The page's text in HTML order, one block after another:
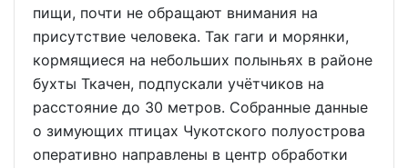
пищи, почти не обращают внимания на
присутствие человека. Так гаги и морянки,
кормящиеся на небольших полыньях в районе
бухты Ткачен, подпускали учётчиков на
расстояние до 30 метров. Собранные данные
о зимующих птицах Чукотского полуострова
оперативно направлены в центр обработки